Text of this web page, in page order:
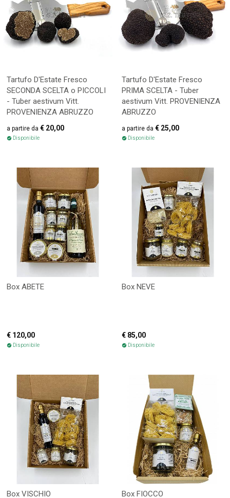
Tartufo D'Estate Fresco
SECONDA SCELTA o PICCOLI
- Tuber aestivum Vitt.
PROVENIENZA ABRUZZO
€ 20,00
check_circle Disponibile
Tartufo D'Estate Fresco
PRIMA SCELTA - Tuber
aestivum Vitt. PROVENIENZA
ABRUZZO
€ 25,00
check_circle Disponibile
Box ABETE
€ 120,00
check_circle Disponibile
Box NEVE
€ 85,00
check_circle Disponibile
Box VISCHIO Box FIOCCO